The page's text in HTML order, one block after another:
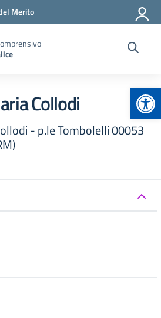
Merito
Collodi
- p.le Tombolelli 00053